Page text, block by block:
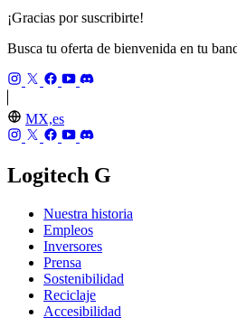
¡Gracias por suscribirte!
Busca tu oferta de bienvenida en tu
MX,es
Logitech G
Nuestra historia
Empleos
Inversores
Prensa
Sostenibilidad
Reciclaje
Accesibilidad